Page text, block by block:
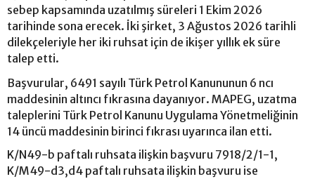
sebep kapsamında uzatılmış süreleri 1 Ekim 2026
tarihinde sona erecek. İki şirket, 3 Ağustos 2026 tarihli
dilekçeleriyle her iki ruhsat için de ikişer yıllık ek süre
talep etti.
Başvurular, 6491 sayılı Türk Petrol Kanununun 6 ncı
maddesinin altıncı fıkrasına dayanıyor. MAPEG, uzatma
taleplerini Türk Petrol Kanunu Uygulama Yönetmeliğinin
14 üncü maddesinin birinci fıkrası uyarınca ilan etti.
K/N49-b paftalı ruhsata ilişkin başvuru 7918/2/1-1,
K/M49-d3,d4 paftalı ruhsata ilişkin başvuru ise